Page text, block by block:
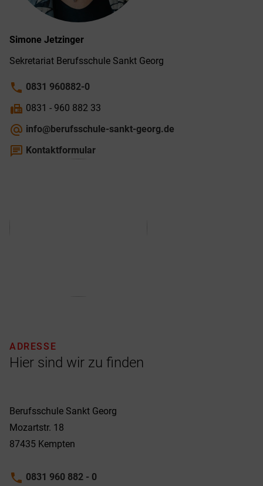
Simone Jetzinger
Sekretariat Berufs­schule Sankt Georg
phone 0831 960882-0
fax 0831 - 960 882 33
alternate_email info@berufsschule-sankt-georg.de
chat Kontaktformular
Hier sind wir zu finden
ADRESSE
Berufsschule Sankt Georg
Mozartstr. 18
87435 Kempten
phone 0831 960 882 - 0